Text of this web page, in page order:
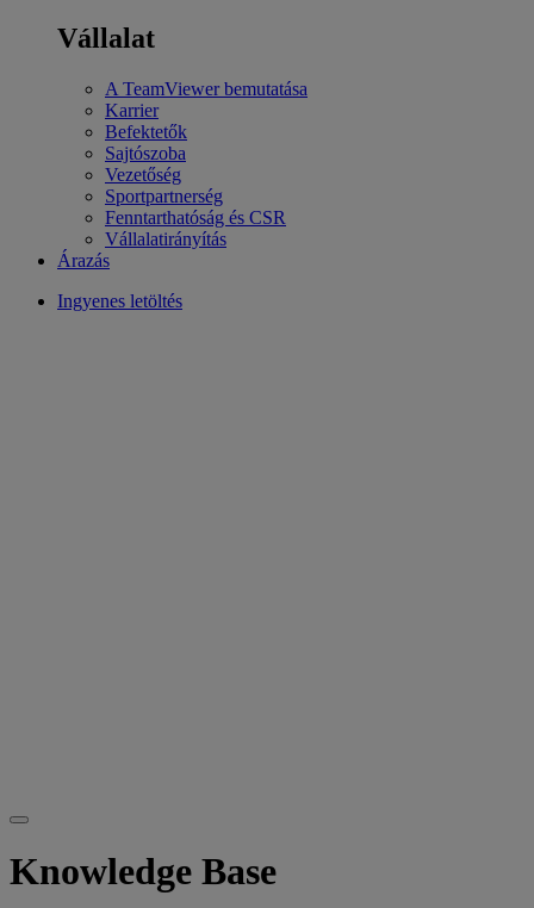
Vállalat
A TeamViewer bemutatása
Karrier
Befektetők
Sajtószoba
Vezetőség
Sportpartnerség
Fenntarthatóság és CSR
Vállalatirányítás
Árazás
Ingyenes letöltés
Knowledge Base